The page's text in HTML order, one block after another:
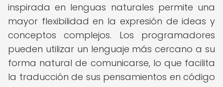
inspirada en lenguas naturales permite una
mayor flexibilidad en la expresión de ideas y
conceptos complejos. Los programadores
pueden utilizar un lenguaje más cercano a su
forma natural de comunicarse, lo que facilita
la traducción de sus pensamientos en código